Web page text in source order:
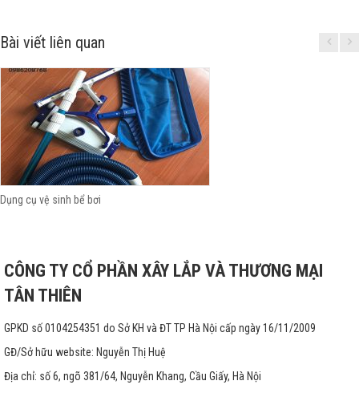
Bài viết liên quan
Dụng cụ vệ sinh bể bơi
CÔNG TY CỔ PHẦN XÂY LẮP VÀ THƯƠNG MẠI
TÂN THIÊN
GPKD số 0104254351 do Sở KH và ĐT TP Hà Nội cấp ngày 16/11/2009
GĐ/Sở hữu website: Nguyễn Thị Huệ
Địa chỉ: số 6, ngõ 381/64, Nguyễn Khang, Cầu Giấy, Hà Nội